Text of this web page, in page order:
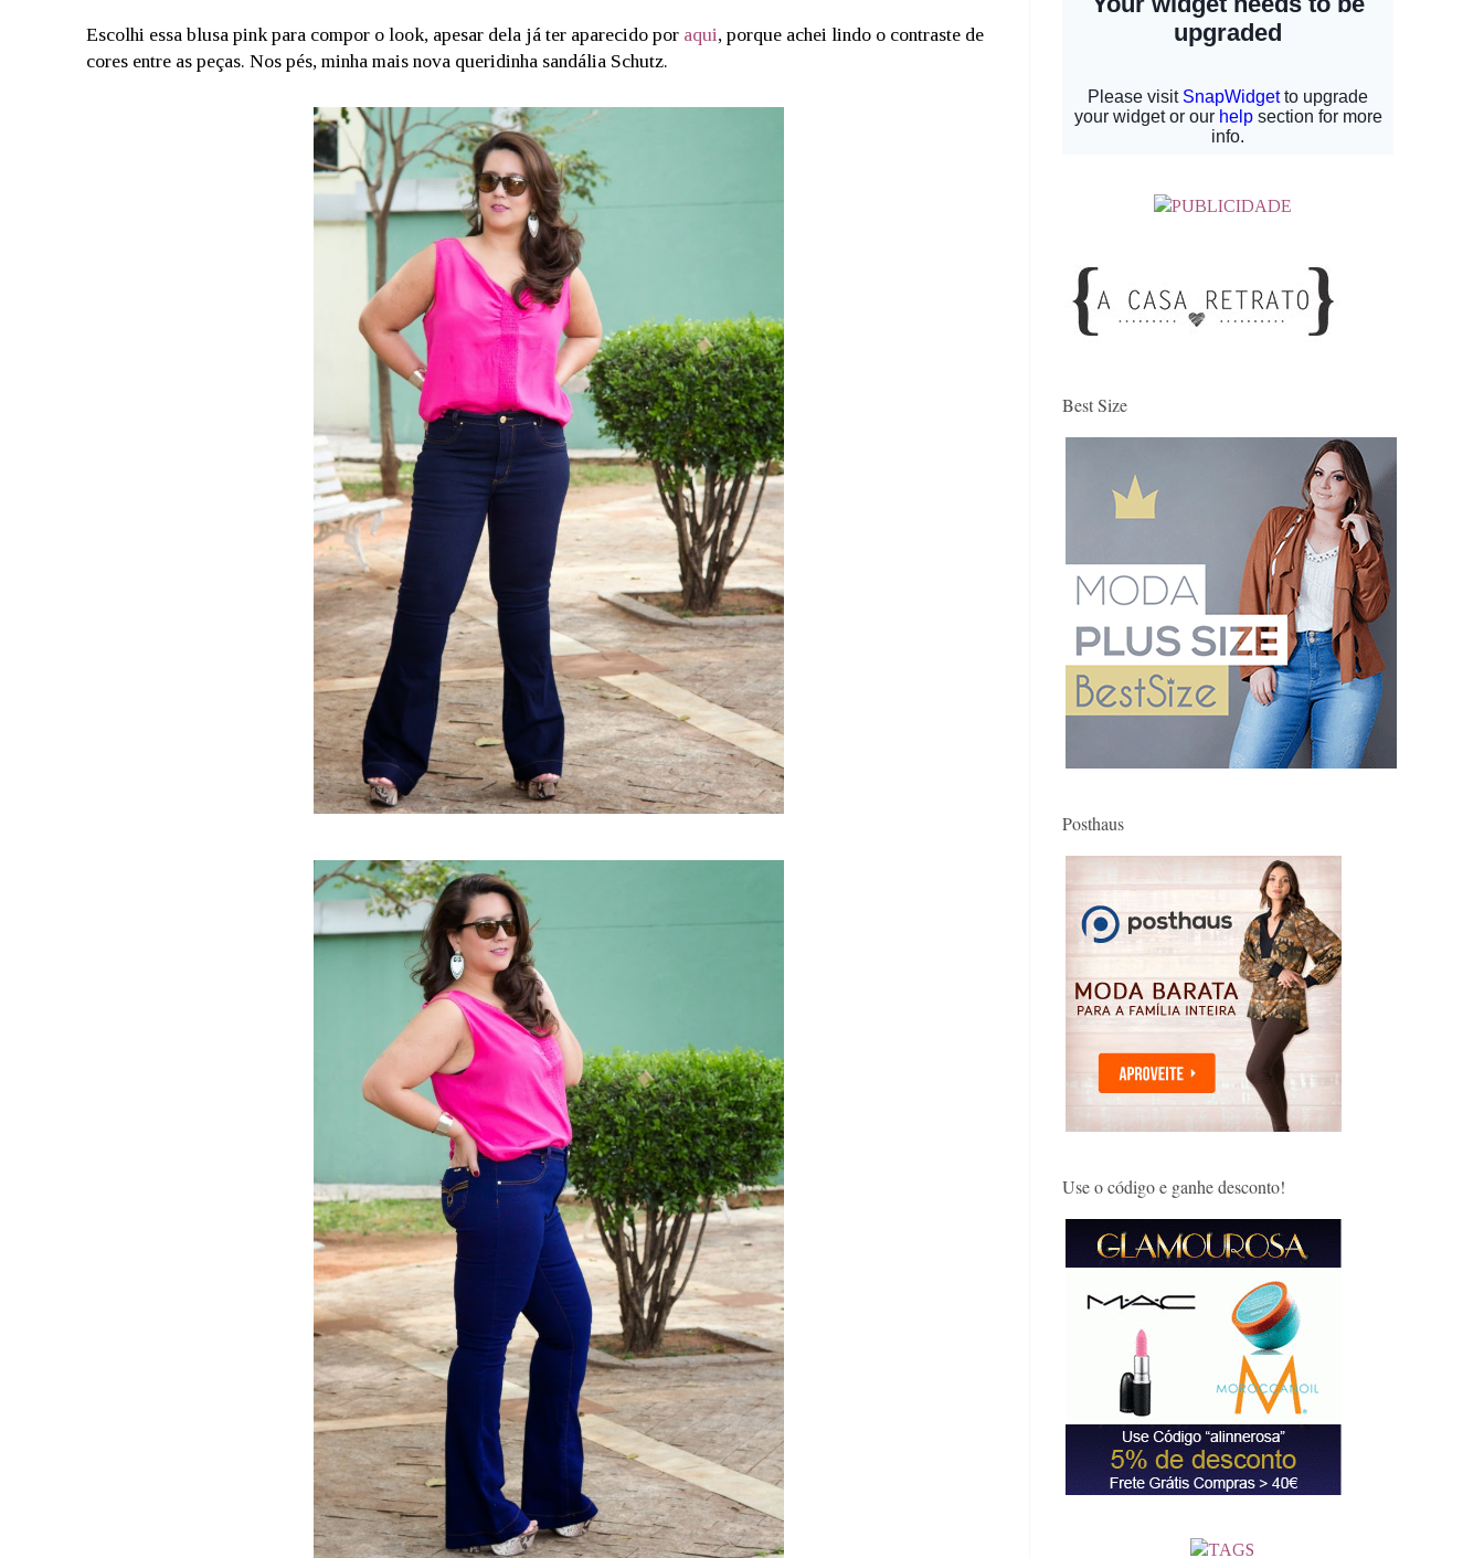
Escolhi essa blusa pink para compor o look, apesar dela já ter aparecido por aqui, porque achei lindo o contraste de
cores entre as peças. Nos pés, minha mais nova queridinha sandália Schutz.
Best Size
Posthaus
Use o código e ganhe desconto!